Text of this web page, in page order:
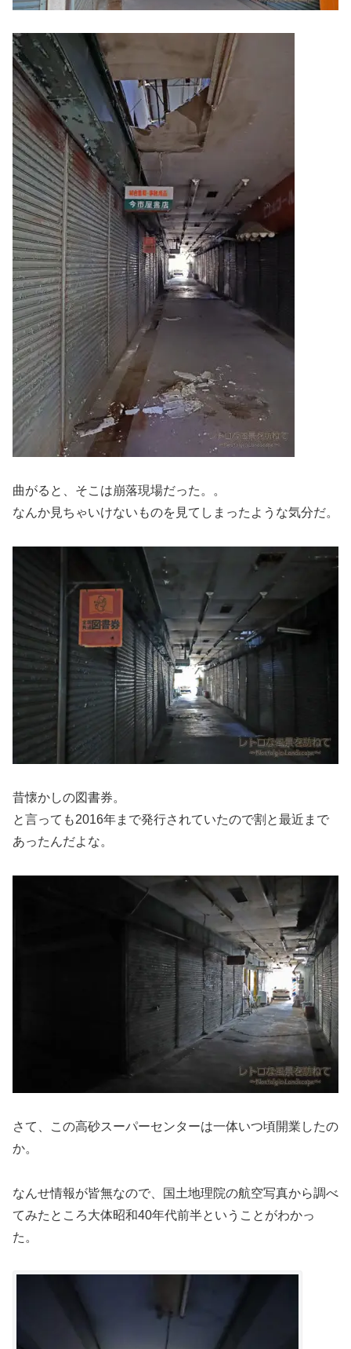
曲がると、そこは崩落現場だった。。
なんか見ちゃいけないものを見てしまったような気分だ。
昔懐かしの図書券。
と言っても2016年まで発行されていたので割と最近まで
あったんだよな。
さて、この高砂スーパーセンターは一体いつ頃開業したの
か。
なんせ情報が皆無なので、国土地理院の航空写真から調べ
てみたところ大体昭和40年代前半ということがわかっ
た。